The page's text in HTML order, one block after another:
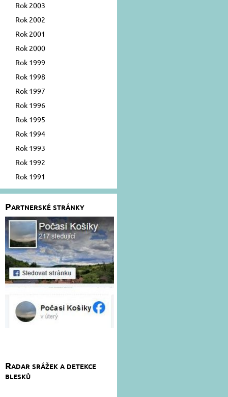
Rok 2003
Rok 2002
Rok 2001
Rok 2000
Rok 1999
Rok 1998
Rok 1997
Rok 1996
Rok 1995
Rok 1994
Rok 1993
Rok 1992
Rok 1991
Partnerské stránky
Radar srážek a detekce
blesků